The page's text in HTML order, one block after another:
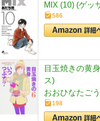
MIX (10) (ゲッ
586
目玉焼きの黄
ス)
おおひなたごう
198